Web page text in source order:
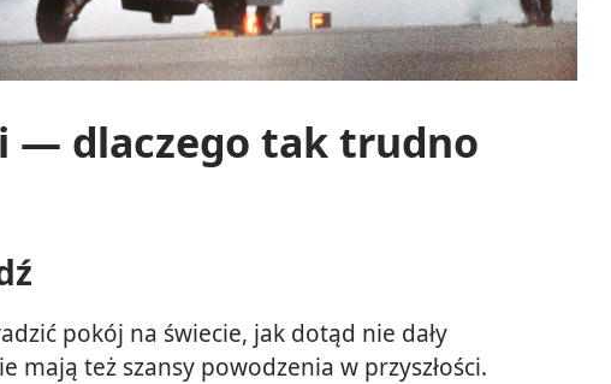
— dlaczego tak trudno
pokój na świecie, jak dotąd nie dały
mają też szansy powodzenia w przyszłości.